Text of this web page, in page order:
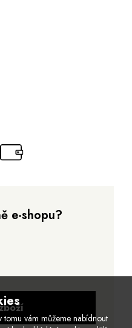
e-shopu?
tomu vám můžeme nabídnout